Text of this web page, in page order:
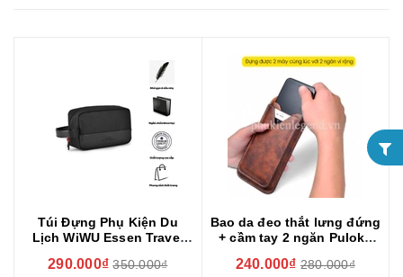
Túi Đựng Phụ Kiện Du
Lịch WiWU Essen Travel
Nghi - Sành Điệu
290.000₫ 350.000₫
Bao da đeo thắt lưng đứng
+ cầm tay 2 ngăn Puloka
240.000₫ 280.000₫